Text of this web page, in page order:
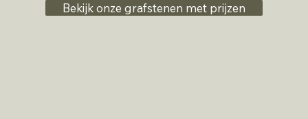
Bekijk onze grafstenen met prijzen